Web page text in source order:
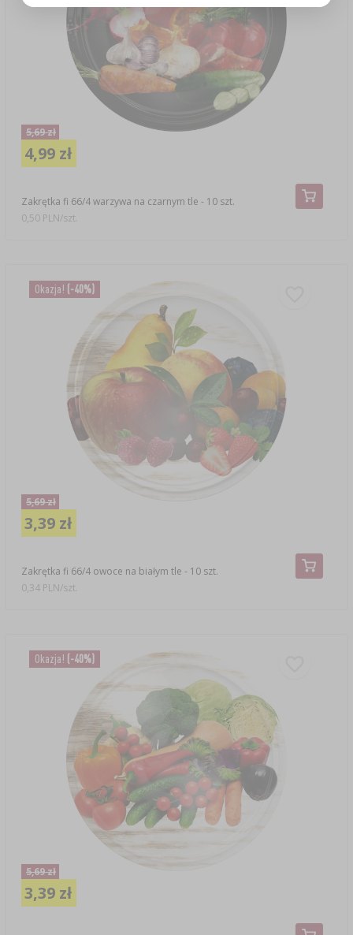
Zakrętka fi 66/4 warzywa na czarnym tle - 10 szt.
5,69 zł
4,99 zł
0,50 PLN/szt.
Okazja! (-40%)
Zakrętka fi 66/4 owoce na białym tle - 10 szt.
5,69 zł
3,39 zł
0,34 PLN/szt.
Okazja! (-40%)
5,69 zł
3,39 zł